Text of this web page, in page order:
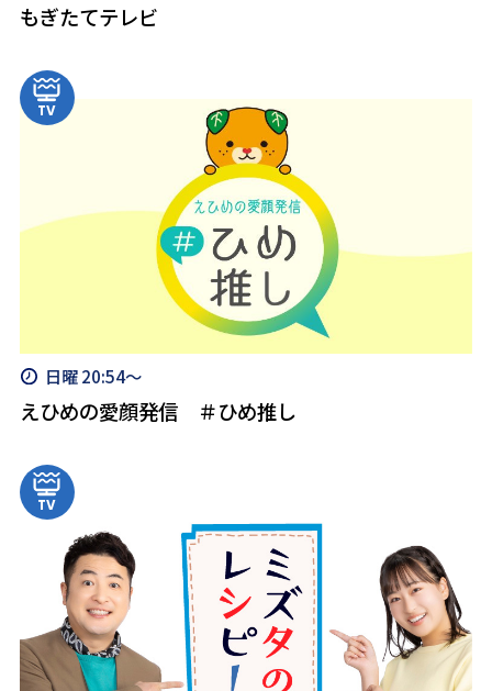
もぎたてテレビ
日曜 20:54～
えひめの愛顔発信 ＃ひめ推し